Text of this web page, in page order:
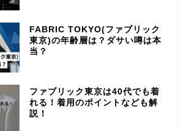
FABRIC TOKYO(ファブリック
東京)の年齢層は？ダサい噂は本
当？
ファブリック東京は40代でも着
れる！着用のポイントなども解
説！